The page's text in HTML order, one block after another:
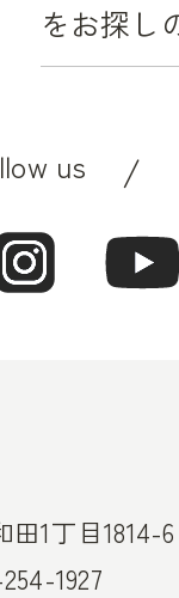
をお探し
us
1丁目1814-6
1927